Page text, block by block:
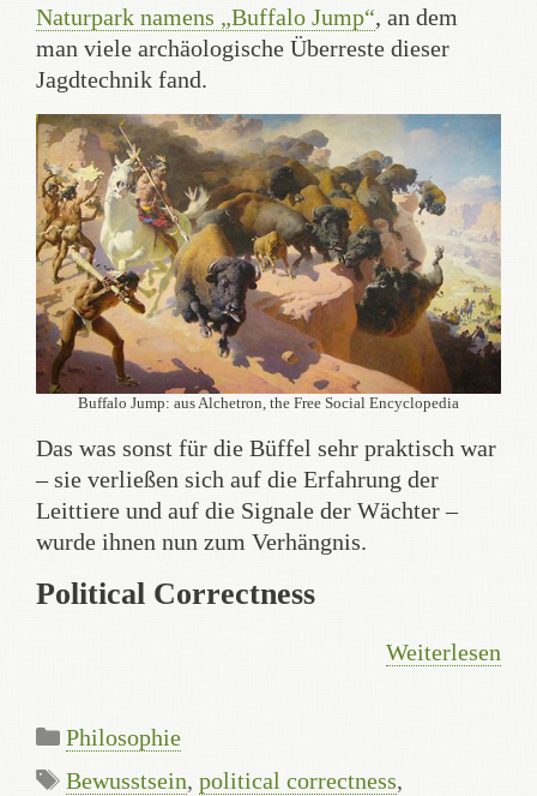
Naturpark namens „Buffalo Jump“, an dem
man viele archäologische Überreste dieser
Jagdtechnik fand.
Buffalo Jump: aus Alchetron, the Free Social Encyclopedia
Das was sonst für die Büffel sehr praktisch war
– sie verließen sich auf die Erfahrung der
Leittiere und auf die Signale der Wächter –
wurde ihnen nun zum Verhängnis.
Political Correctness
Weiterlesen
Kategorien
Philosophie
Schlagwörter
Bewusstsein, political correctness,